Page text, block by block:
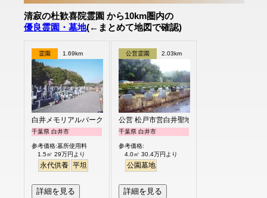
清寂の杜歓喜院霊園 から10km圏内の
優良霊園・墓地(←まとめて地図で確認)
霊園 1.69km
白井メモリアルパーク
千葉県 白井市
参考価格:墓所使用料
1.5㎡ 29万円より
永代供養 平坦
詳細を見る
公営霊園 2.03km
公営 松戸市営白井聖地公園
千葉県 白井市
参考価格:
4.0㎡ 30.4万円より
公園墓地
詳細を見る